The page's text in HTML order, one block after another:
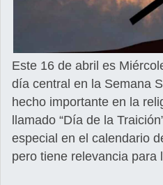
Este 16 de abril es
día central en la Semana
hecho importante en la
llamado “Día de la
especial en el calendario
pero tiene relevancia para